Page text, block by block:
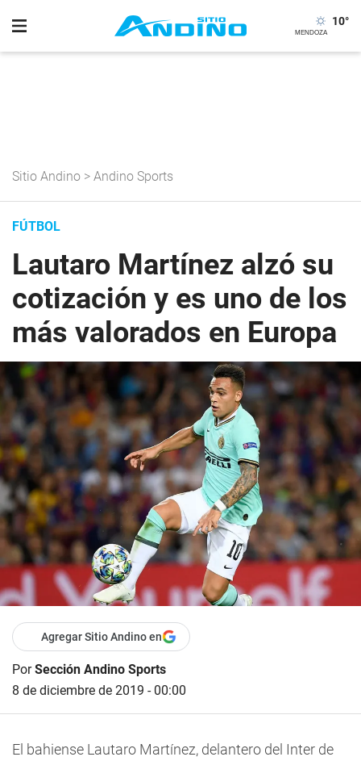
10°
Sitio Andino > Andino Sports
FÚTBOL
Lautaro Martínez alzó su
cotización y es uno de los
más valorados en Europa
Agregar Sitio Andino en
PorSección Andino Sports
8 de diciembre de 2019 - 00:00
El bahiense Lautaro Martínez, delantero del Inter de